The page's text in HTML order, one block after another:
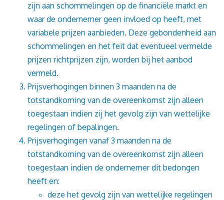
zijn aan schommelingen op de financiële markt en
waar de ondernemer geen invloed op heeft, met
variabele prijzen aanbieden. Deze gebondenheid aan
schommelingen en het feit dat eventueel vermelde
prijzen richtprijzen zijn, worden bij het aanbod
vermeld.
Prijsverhogingen binnen 3 maanden na de
totstandkoming van de overeenkomst zijn alleen
toegestaan indien zij het gevolg zijn van wettelijke
regelingen of bepalingen.
Prijsverhogingen vanaf 3 maanden na de
totstandkoming van de overeenkomst zijn alleen
toegestaan indien de ondernemer dit bedongen
heeft en:
deze het gevolg zijn van wettelijke regelingen